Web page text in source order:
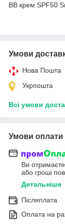
BB крем SPF50
Умови
Нова Пошта
Укрпошта
Всі умови
Умови оплати
Ви
або гроші
Детальніше
Післяплата
Оплата на